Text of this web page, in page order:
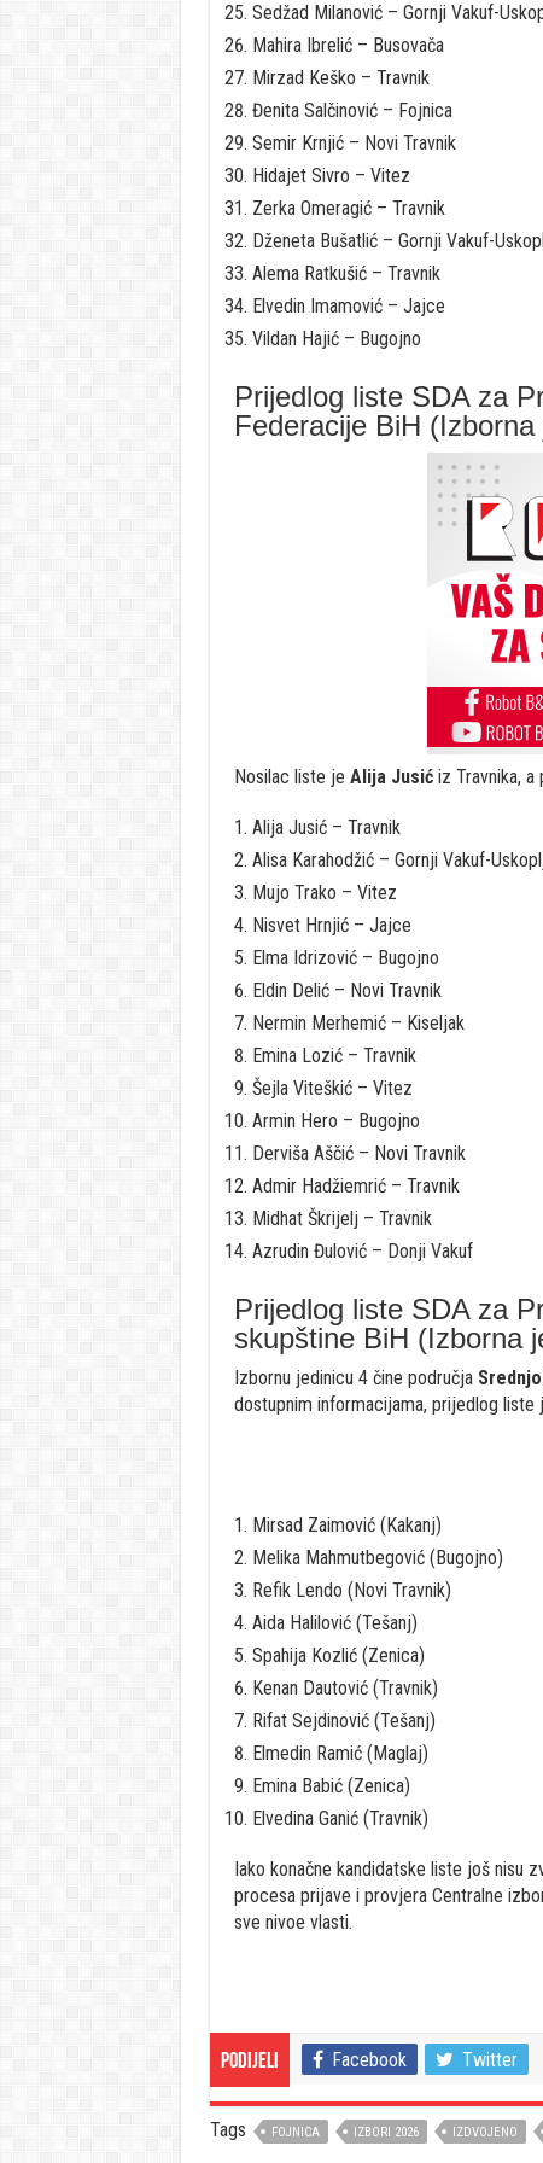
Sedžad Milanović – Gornji Vakuf-
Mahira Ibrelić – Busovača
Mirzad Keško – Travnik
Đenita Salčinović – Fojnica
Semir Krnjić – Novi Travnik
Hidajet Sivro – Vitez
Zerka Omeragić – Travnik
Dženeta Bušatlić – Gornji Vakuf-
Alema Ratkušić – Travnik
Elvedin Imamović – Jajce
Vildan Hajić – Bugojno
Prijedlog liste SDA za
Federacije BiH (Izborna
Nosilac liste je Alija Jusićiz Travnika, a
Alija Jusić – Travnik
Alisa Karahodžić – Gornji Vakuf-
Mujo Trako – Vitez
Nisvet Hrnjić – Jajce
Elma Idrizović – Bugojno
Eldin Delić – Novi Travnik
Nermin Merhemić – Kiseljak
Emina Lozić – Travnik
Šejla Viteškić – Vitez
Armin Hero – Bugojno
Derviša Aščić – Novi Travnik
Admir Hadžiemrić – Travnik
Midhat Škrijelj – Travnik
Azrudin Đulović – Donji Vakuf
Prijedlog liste SDA za
skupštine BiH (Izborna
Izbornu jedinicu 4 čine područja
dostupnim informacijama, prijedlog liste
Mirsad Zaimović (Kakanj)
Melika Mahmutbegović (Bugojno)
Refik Lendo (Novi Travnik)
Aida Halilović (Tešanj)
Spahija Kozlić (Zenica)
Kenan Dautović (Travnik)
Rifat Sejdinović (Tešanj)
Elmedin Ramić (Maglaj)
Emina Babić (Zenica)
Elvedina Ganić (Travnik)
Iako konačne kandidatske liste još nisu
procesa prijave i provjera Centralne
sve nivoe vlasti.
Podijeli Facebook Twitter
Tags FOJNICA IZBORI 2026 IZDVOJENO